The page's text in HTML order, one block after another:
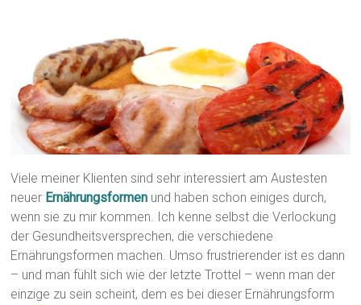
Viele meiner Klienten sind sehr interessiert am Austesten
neuer Ernährungsformen und haben schon einiges durch,
wenn sie zu mir kommen. Ich kenne selbst die Verlockung
der Gesundheitsversprechen, die verschiedene
Ernährungsformen machen. Umso frustrierender ist es dann
– und man fühlt sich wie der letzte Trottel – wenn man der
einzige zu sein scheint, dem es bei dieser Ernährungsform